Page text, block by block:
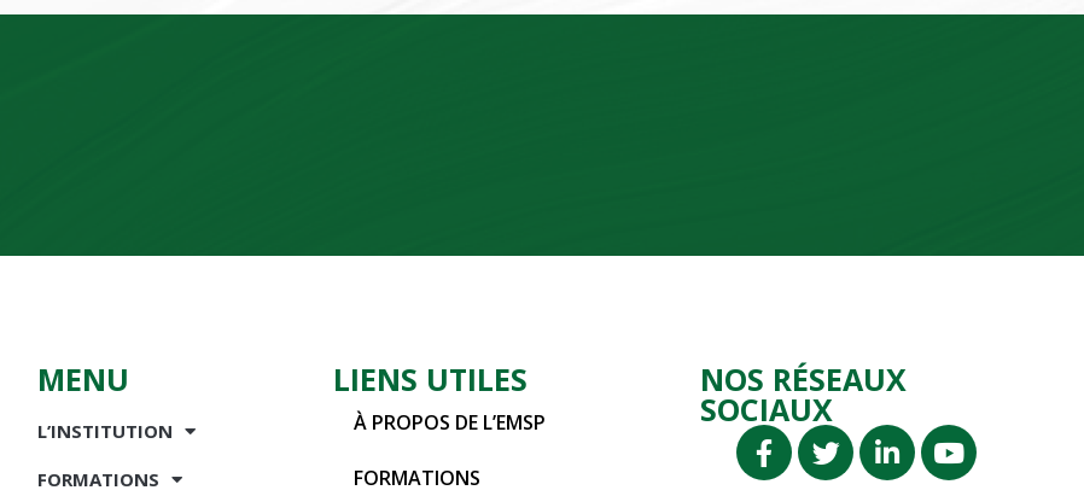
MENU
L’INSTITUTION
FORMATIONS
LIENS UTILES
À PROPOS DE L’EMSP
FORMATIONS
NOS RÉSEAUX
SOCIAUX